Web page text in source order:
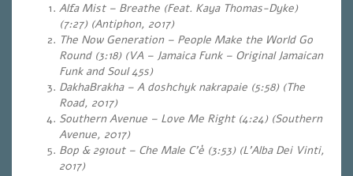
Alfa Mist – Breathe (Feat. Kaya Thomas-Dyke)
(7:27) (Antiphon, 2017)
The Now Generation – People Make the World Go
Round (3:18) (VA – Jamaica Funk – Original Jamaican
Funk and Soul 45s)
DakhaBrakha – A doshchyk nakrapaie (5:58) (The
Road, 2017)
Southern Avenue – Love Me Right (4:24) (Southern
Avenue, 2017)
Bop & 291out – Che Male C’è (3:53) (L’Alba Dei Vinti,
2017)